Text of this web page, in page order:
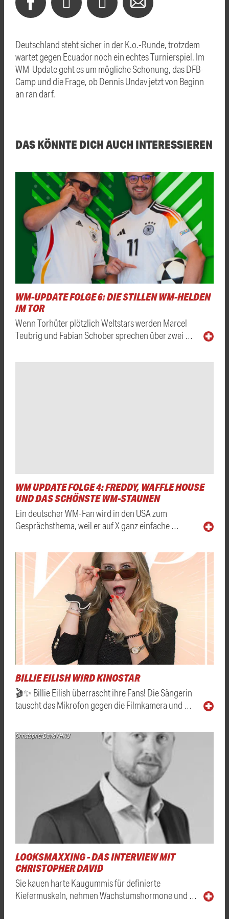
Deutschland steht sicher in der K.o.-Runde, trotzdem
wartet gegen Ecuador noch ein echtes Turnierspiel. Im
WM-Update geht es um mögliche Schonung, das DFB-
Camp und die Frage, ob Dennis Undav jetzt von Beginn
an ran darf.
DAS KÖNNTE DICH AUCH INTERESSIEREN
WM-UPDATE FOLGE 6: DIE STILLEN WM-HELDEN
IM TOR
Wenn Torhüter plötzlich Weltstars werden Marcel
Teubrig und Fabian Schober sprechen über zwei …
WM UPDATE FOLGE 4: FREDDY, WAFFLE HOUSE
UND DAS SCHÖNSTE WM-STAUNEN
Ein deutscher WM-Fan wird in den USA zum
Gesprächsthema, weil er auf X ganz einfache …
BILLIE EILISH WIRD KINOSTAR
🎬✨ Billie Eilish überrascht ihre Fans! Die Sängerin
tauscht das Mikrofon gegen die Filmkamera und …
Christopher David / HNU
LOOKSMAXXING - DAS INTERVIEW MIT
CHRISTOPHER DAVID
Sie kauen harte Kaugummis für definierte
Kiefermuskeln, nehmen Wachstumshormone und …